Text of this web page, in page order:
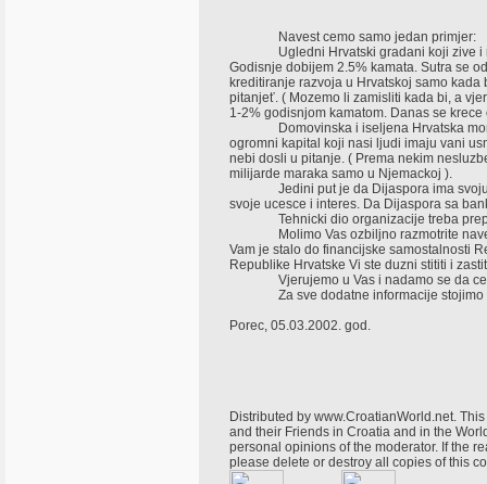
Navest cemo samo jedan primjer:
Ugledni Hrvatski gradani koji zive i
Godisnje dobijem 2.5% kamata. Sutra se
kreditiranje razvoja u Hrvatskoj samo
pitanjeť. ( Mozemo li zamisliti kada bi, a
1-2% godisnjom kamatom. Danas se
Domovinska i iseljena Hrvatska
ogromni kapital koji nasi ljudi imaju vani
nebi dosli u pitanje. ( Prema nekim
milijarde maraka samo u Njemackoj ).
Jedini put je da Dijaspora ima svoju
svoje ucesce i interes. Da Dijaspora sa
Tehnicki dio organizacije treba
Molimo Vas ozbiljno razmotrite
Vam je stalo do financijske samostalnosti
Republike Hrvatske Vi ste duzni stititi i
Vjerujemo u Vas i nadamo se da ce
Za sve dodatne informacije stojimo
Porec, 05.03.2002. god.
Distributed by www.CroatianWorld.net.
and their Friends in Croatia and in the
personal opinions of the moderator. If the
please delete or destroy all copies of this